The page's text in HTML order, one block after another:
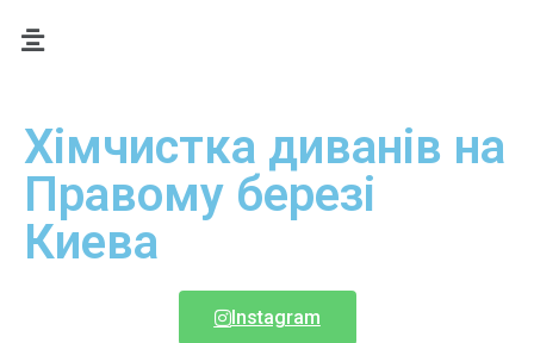
Хімчистка диванів на
Правому березі
Киева
Instagram